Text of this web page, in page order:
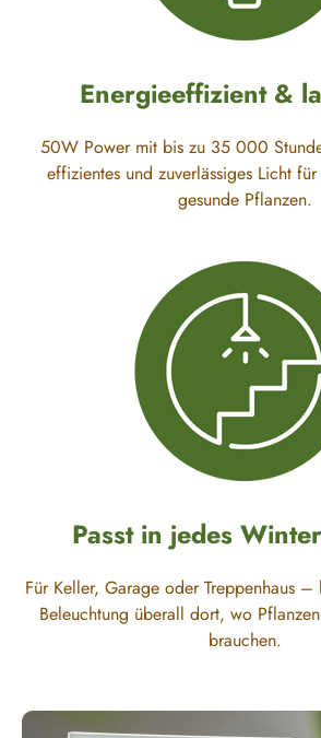
Energieeffizient &
50W Power mit bis zu 35 000
effizientes und zuverlässiges Licht
gesunde Pflanzen.
Passt in jedes
Für Keller, Garage oder Treppenhaus
Beleuchtung überall dort, wo
brauchen.